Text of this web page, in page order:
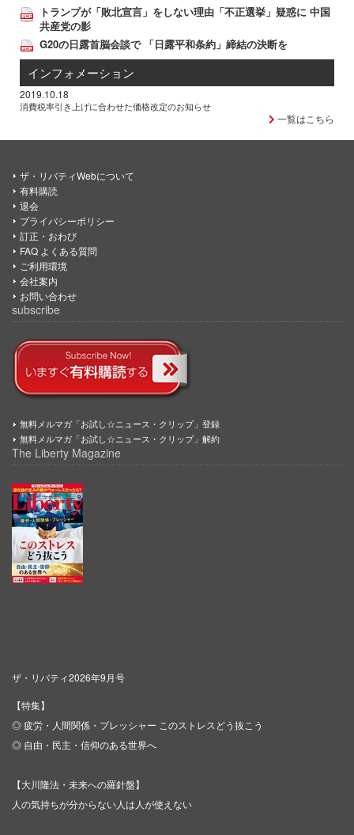
トランプが「敗北宣言」をしない理由「不正選挙」疑惑に 中国
共産党の影
G20の日露首脳会談で 「日露平和条約」締結の決断を
インフォメーション
2019.10.18
消費税率引き上げに合わせた価格改定のお知らせ
一覧はこちら
ザ・リバティWebについて
有料購読
退会
プライバシーポリシー
訂正・おわび
FAQ よくある質問
ご利用環境
会社案内
お問い合わせ
subscribe
無料メルマガ「お試し☆ニュース・クリップ」登録
無料メルマガ「お試し☆ニュース・クリップ」解約
The Liberty Magazine
ザ・リバティ2026年9月号
【特集】
◎ 疲労・人間関係・プレッシャー このストレスどう抜こう
◎ 自由・民主・信仰のある世界へ
【大川隆法・未来への羅針盤】
人の気持ちが分からない人は人が使えない